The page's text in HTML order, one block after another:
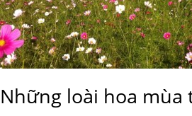
Những loài hoa mùa